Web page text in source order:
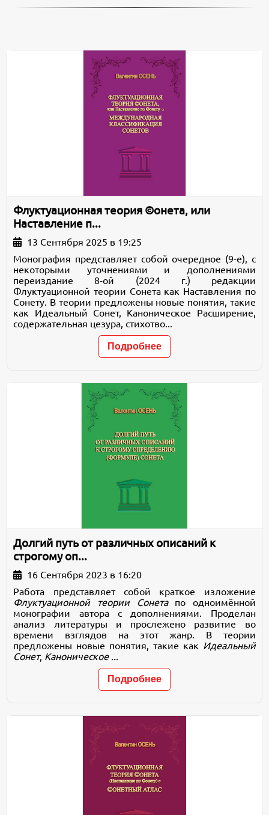
Флуктуационная теория ©онета, или
Наставление п...
13 Сентября 2025 в 19:25
Монография представляет собой очередное (9-е), с
некоторыми уточнениями и дополнениями
переиздание 8-ой (2024 г.) редакции
Флуктуационной теории Сонета как Наставления по
Сонету. В теории предложены новые понятия, такие
как Идеальный Сонет, Каноническое Расширение,
содержательная цезура, стихотво...
Подробнее
Долгий путь от различных описаний к
строгому оп...
16 Сентября 2023 в 16:20
Работа представляет собой краткое изложение
Флуктуационной теории Сонетапо одноимённой
монографии автора с дополнениями. Проделан
анализ литературы и прослежено развитие во
времени взглядов на этот жанр. В теории
предложены новые понятия, такие как Идеальный
Сонет, Каноническое ...
Подробнее